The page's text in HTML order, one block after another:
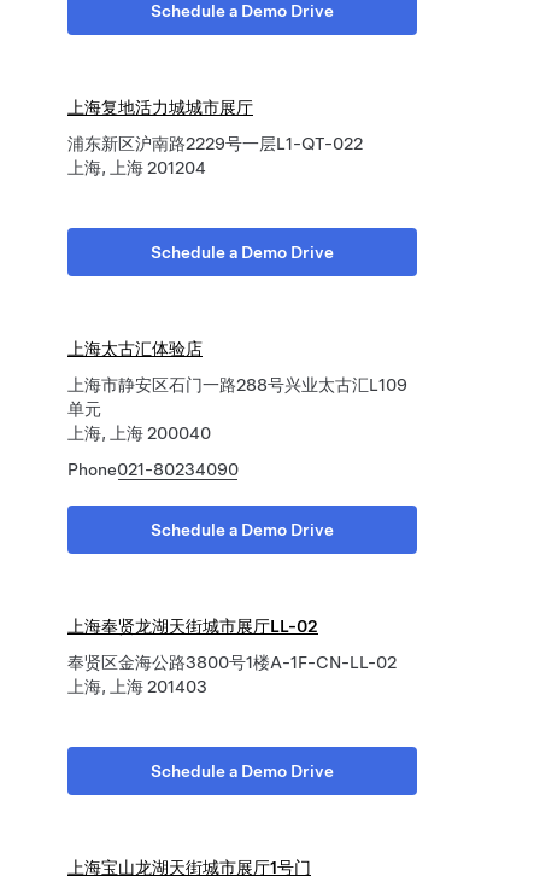
Schedule a Demo Drive
上海复地活力城城市展厅
浦东新区沪南路2229号一层L1-QT-022
上海, 上海 201204
Schedule a Demo Drive
上海太古汇体验店
上海市静安区石门一路288号兴业太古汇L109
单元
上海, 上海 200040
Phone021-80234090
Schedule a Demo Drive
上海奉贤龙湖天街城市展厅LL-02
奉贤区金海公路3800号1楼A-1F-CN-LL-02
上海, 上海 201403
Schedule a Demo Drive
上海宝山龙湖天街城市展厅1号门